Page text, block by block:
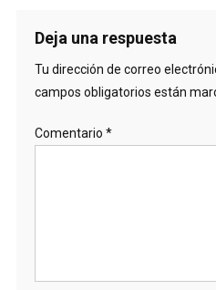
Deja una respuesta
Tu dirección de correo
campos obligatorios están
Comentario *